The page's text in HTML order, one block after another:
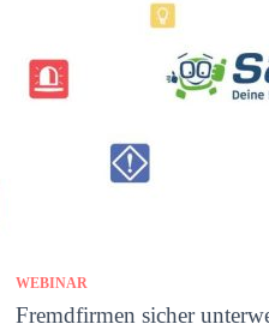
WEBINAR
Fremdfirmen sicher